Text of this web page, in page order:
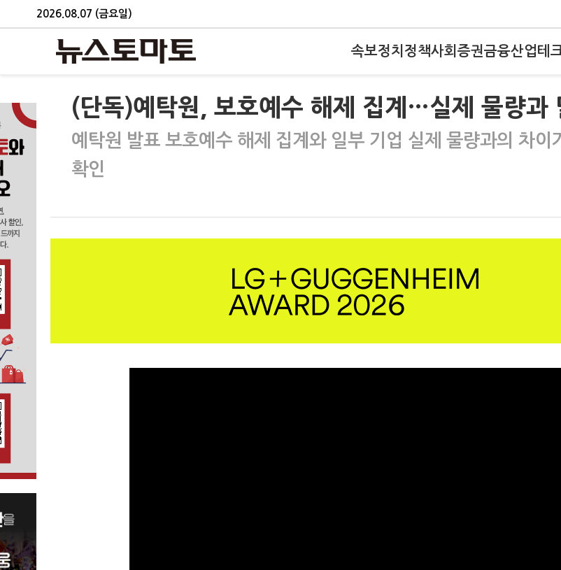
2026.08.07 (금요일)
속보정치 정책사회 증권금융산업테
(단독)예탁원, 보호예수 해제 집계…실제 물량과
예탁원 발표 보호예수 해제 집계와 일부 기업 실제 물량과의 차이
확인